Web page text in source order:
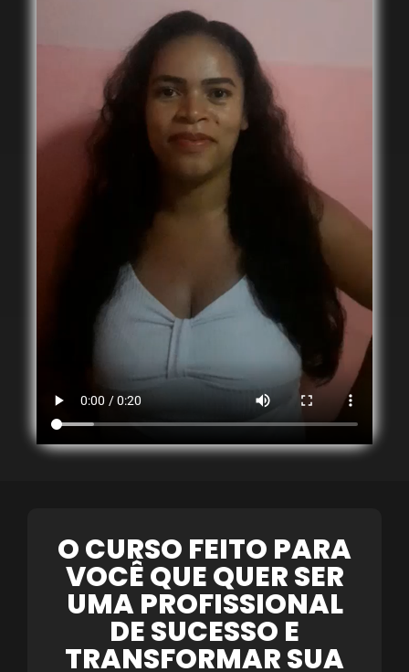
O CURSO FEITO PARA
VOCÊ QUE QUER SER
UMA PROFISSIONAL
DE SUCESSO E
TRANSFORMAR SUA